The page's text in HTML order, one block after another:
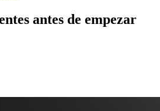
antes de empezar